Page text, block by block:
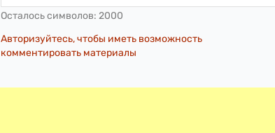
Осталось символов: 2000
Авторизуйтесь, чтобы иметь возможность
комментировать материалы